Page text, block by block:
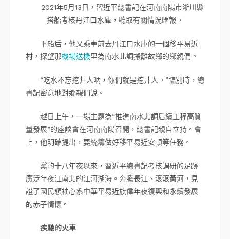
2021年5月13日，習近平總書記在河南南陽市淅川縣
搭船考核丹江口水庫，聽取有關情況匯報。
下船后，他又乘車前去丹江口水庫的一個移平易近
村，探望那機場送機里為南水北調搬離故鄉的鄉親們。
“吃水不忘挖井人吶，你們就是挖井人。”臨別時，總
書記密意地對鄉親們說。
越日上午，一場主題為“推進南水北調后續工程高質
量發展”的座談會在河南南陽召開，總書記親自立持。會
上，他明確提出，要統籌做好移平易近安頓等任務。
黨的十八年夜以來，習近平總書記考核調研的足跡
廣泛年夜江南北的江河湖海。奔騰長江、滾滾黃河，見
證了國民領袖心系中華平易近族偉年夜復興和永續發展
的赤子情懷。
疾馳的火車